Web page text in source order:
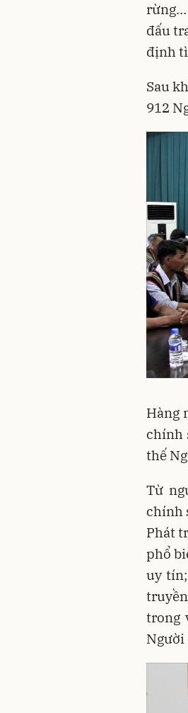
đấu
định
Sau
912
Hàng
chính
thế
Từ
chính
Phát
phổ
uy
trong